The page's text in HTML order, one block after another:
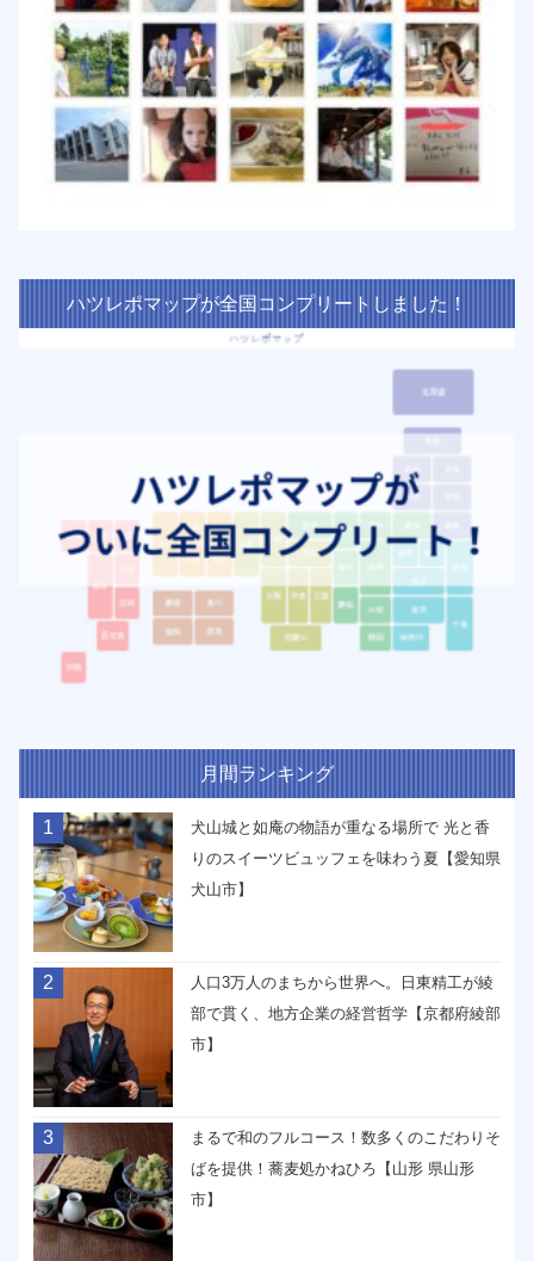
ハツレポマップが全国コンプリートしました！
月間ランキング
1
犬山城と如庵の物語が重なる場所で 光と香
りのスイーツビュッフェを味わう夏【愛知県
犬山市】
2
人口3万人のまちから世界へ。日東精工が綾
部で貫く、地方企業の経営哲学【京都府綾部
市】
3
まるで和のフルコース！数多くのこだわりそ
ばを提供！蕎麦処かねひろ【山形 県山形
市】